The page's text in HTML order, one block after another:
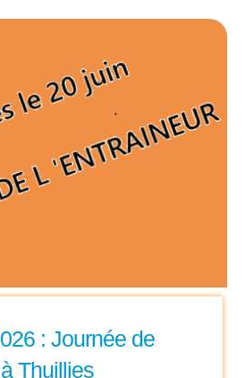
: Journée de
Thuillies